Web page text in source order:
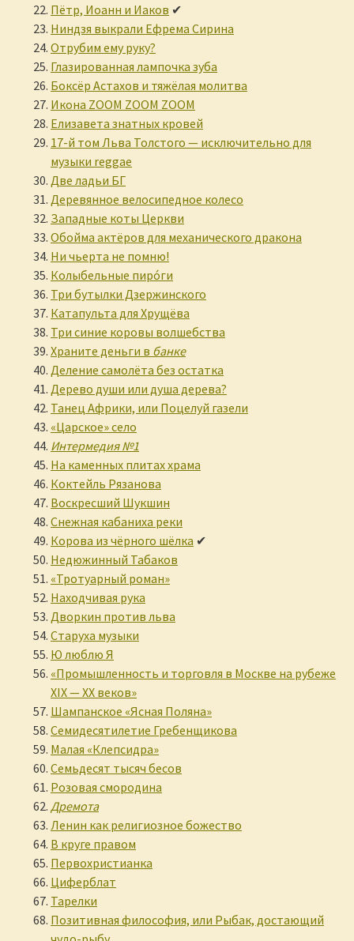
Пётр, Иоанн и Иаков ✔
Ниндзя выкрали Ефрема Сирина
Отрубим ему руку?
Глазированная лампочка зуба
Боксёр Астахов и тяжёлая молитва
Икона ZOOM ZOOM ZOOM
Елизавета знатных кровей
17-й том Льва Толстого — исключительно для
музыки reggae
Две ладьи БГ
Деревянное велосипедное колесо
Западные коты Церкви
Обойма актёров для механического дракона
Ни чьерта не помню!
Колыбельные пирóги
Три бутылки Дзержинского
Катапульта для Хрущёва
Три синие коровы волшебства
Храните деньги в банке
Деление самолёта без остатка
Дерево души или душа дерева?
Танец Африки, или Поцелуй газели
«Царское» село
Интермедия №1
На каменных плитах храма
Коктейль Рязанова
Воскресший Шукшин
Снежная кабаниха реки
Корова из чёрного шёлка ✔
Недюжинный Табаков
«Тротуарный роман»
Находчивая рука
Дворкин против льва
Старуха музыки
Ю люблю Я
«Промышленность и торговля в Москве на рубеже
XIX — XX веков»
Шампанское «Ясная Поляна»
Семидесятилетие Гребенщикова
Малая «Клепсидра»
Семьдесят тысяч бесов
Розовая смородина
Дремота
Ленин как религиозное божество
В круге правом
Первохристианка
Циферблат
Тарелки
Позитивная философия, или Рыбак, достающий